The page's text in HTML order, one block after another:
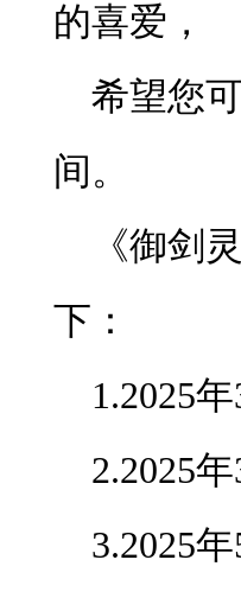
的喜爱，
希望您
间。
《御剑
下：
1.2025
2.2025
3.2025